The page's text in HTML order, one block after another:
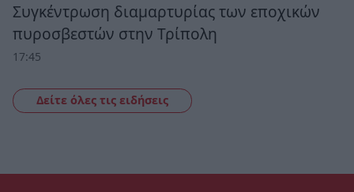
Συγκέντρωση διαμαρτυρίας των εποχικών
πυροσβεστών στην Τρίπολη
17:45
Δείτε όλες τις ειδήσεις